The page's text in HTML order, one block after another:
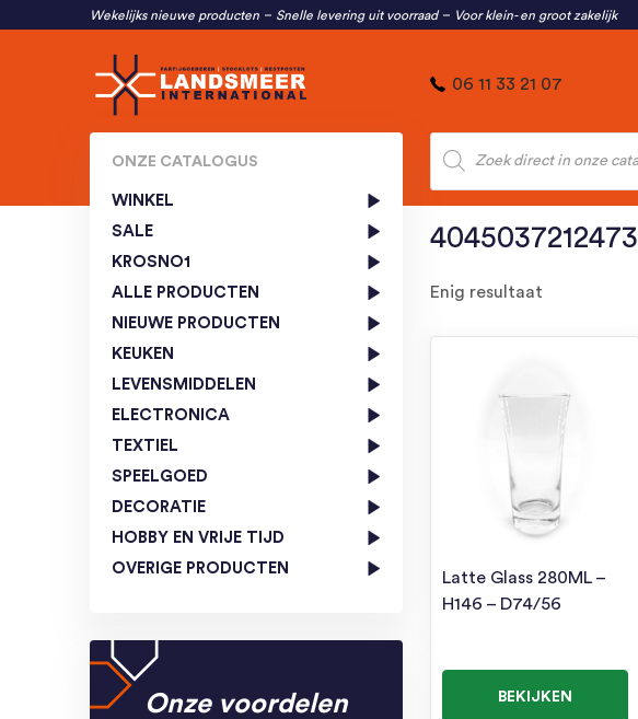
Wekelijks nieuwe producten Snelle levering uit voorraad Voor klein- en groot zakelijk
06 11 33 21 07
Producten
zoeken
ONZE CATALOGUS
WINKEL
SALE
KROSNO1
ALLE PRODUCTEN
NIEUWE PRODUCTEN
KEUKEN
LEVENSMIDDELEN
ELECTRONICA
TEXTIEL
SPEELGOED
DECORATIE
HOBBY EN VRIJE TIJD
OVERIGE PRODUCTEN
Onze voordelen
4045037212473
Enig resultaat
Latte Glass 280ML –
H146 – D74/56
BEKIJKEN